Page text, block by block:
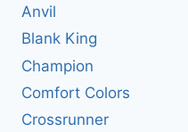
Anvil
Blank King
Champion
Comfort Colors
Crossrunner